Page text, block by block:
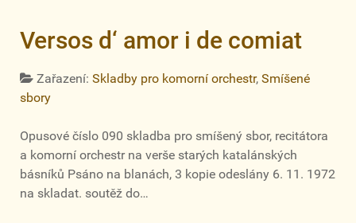
Versos d‘ amor i de comiat
Zařazení: Skladby pro komorní orchestr, Smíšené
sbory
Opusové číslo 090 skladba pro smíšený sbor, recitátora
a komorní orchestr na verše starých katalánských
básníků Psáno na blanách, 3 kopie odeslány 6. 11. 1972
na skladat. soutěž do…